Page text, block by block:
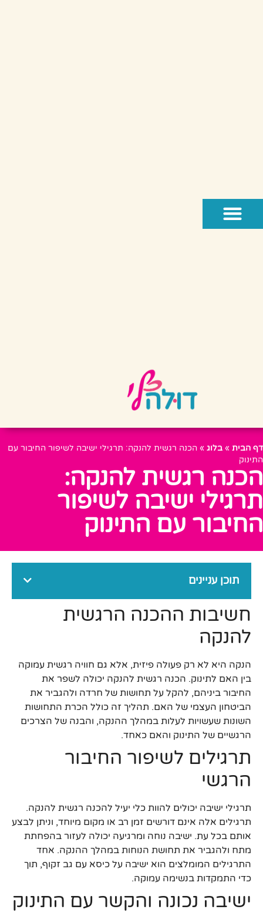
דף הבית » בלוג » הכנה רגשית להנקה: תרגילי ישיבה לשיפור החיבור עם
התינוק
הכנה רגשית להנקה:
תרגילי ישיבה לשיפור
החיבור עם התינוק
תוכן עניינים
חשיבות ההכנה הרגשית
להנקה
הנקה היא לא רק פעולה פיזית, אלא גם חוויה רגשית עמוקה
בין האם לתינוק. הכנה רגשית להנקה יכולה לשפר את
החיבור ביניהם, להקל על תחושות של חרדה ולהגביר את
הביטחון העצמי של האם. תהליך זה כולל הכרת התחושות
השונות שעשויות לעלות במהלך ההנקה, והבנה של הצרכים
הרגשיים של התינוק והאם כאחד.
תרגילים לשיפור החיבור
הרגשי
תרגילי ישיבה יכולים להוות כלי יעיל להכנה רגשית להנקה.
תרגילים אלה אינם דורשים זמן רב או מקום מיוחד, וניתן לבצע
אותם בכל עת. ישיבה נוחה ומרגיעה יכולה לעזור בהפחתת
מתח ולהגביר את תחושת הנוחות במהלך ההנקה. אחד
התרגילים המומלצים הוא ישיבה על כיסא עם גב זקוף, תוך
כדי התמקדות בנשימה עמוקה.
ישיבה נכונה והקשר עם התינוק